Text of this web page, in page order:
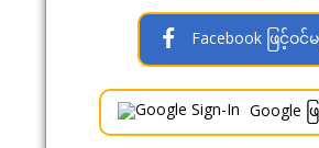
Facebook ဖြင့်ဝ
Google